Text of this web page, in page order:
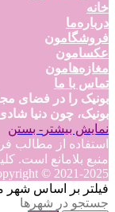
خانه
درباره‌ما
فروشگامون
عکسامون
مغازه‌هامون
تماس با ما
بونیک را در فضای
بونیک، چون دنیا
نمایش بیشتر - بستن
استفاده از مطالب
منبع بلامانع است.
© 2021-2025
فیلتر بر اساس